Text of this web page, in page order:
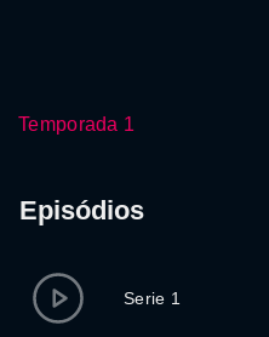
Temporada 1
Episódios
Serie 1